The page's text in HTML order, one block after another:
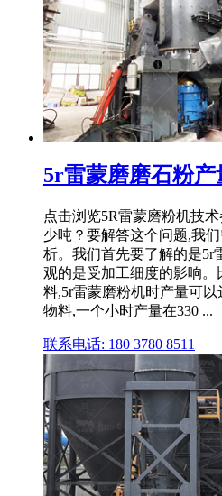
5r雷蒙磨磨石粉产
点击浏览5R雷蒙磨粉机技
少吨？要解答这个问题,我
析。我们首先要了解的是5r
观的是受加工细度的影响。
料,5r雷蒙磨粉机时产量可以
物料,一个小时产量在330 ...
联系电话: 180 3780 8511